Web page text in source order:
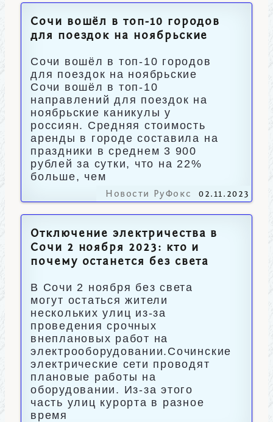
Сочи вошёл в топ-10 городов
для поездок на ноябрьские
Сочи вошёл в топ-10 городов
для поездок на ноябрьские
Сочи вошёл в топ-10
направлений для поездок на
ноябрьские каникулы у
россиян. Средняя стоимость
аренды в городе составила на
праздники в среднем 3 900
рублей за сутки, что на 22%
больше, чем
Новости РуФокс 02.11.2023
Отключение электричества в
Сочи 2 ноября 2023: кто и
почему останется без света
В Сочи 2 ноября без света
могут остаться жители
нескольких улиц из-за
проведения срочных
внеплановых работ на
электрооборудовании.Сочинские
электрические сети проводят
плановые работы на
оборудовании. Из-за этого
часть улиц курорта в разное
время